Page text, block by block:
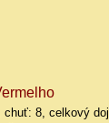
8, celkový